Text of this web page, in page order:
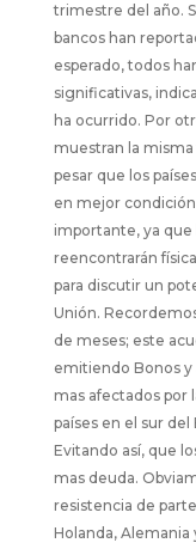
trimestre del año.
bancos han
esperado, todos
significativas,
ha ocurrido. Por
muestran la misma
pesar que los
en mejor condición
importante, ya que
reencontrarán
para discutir un
Unión.
de meses; este
emitiendo Bonos y
mas afectados por
países en el sur del
Evitando así, que
mas deuda.
resistencia de
Holanda,